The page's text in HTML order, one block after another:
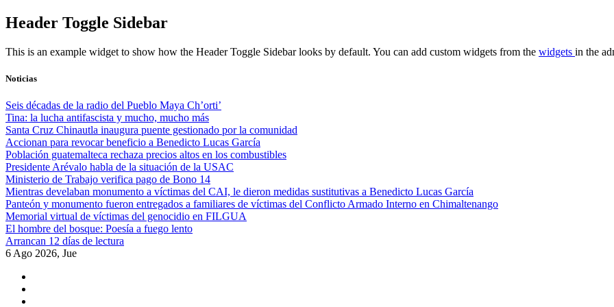
Skip
to
Header Toggle Sidebar
This is an example widget to show how the Header Toggle Sidebar looks by default. You can add custom widgets from the widgets in the
Noticias
Seis décadas de la radio del Pueblo Maya Ch’orti’
Tina: la lucha antifascista y mucho, mucho más
Santa Cruz Chinautla inaugura puente gestionado por la comunidad
Accionan para revocar beneficio a Benedicto Lucas García
Población guatemalteca rechaza precios altos en los combustibles
Presidente Arévalo habla de la situación de la USAC
Ministerio de Trabajo verifica pago de Bono 14
Mientras develaban monumento a víctimas del CAI, le dieron medidas sustitutivas a Benedicto Lucas García
Panteón y monumento fueron entregados a familiares de víctimas del Conflicto Armado Interno en Chimaltenango
Memorial virtual de víctimas del genocidio en FILGUA
El hombre del bosque: Poesía a fuego lento
Arrancan 12 días de lectura
6 Ago 2026, Jue